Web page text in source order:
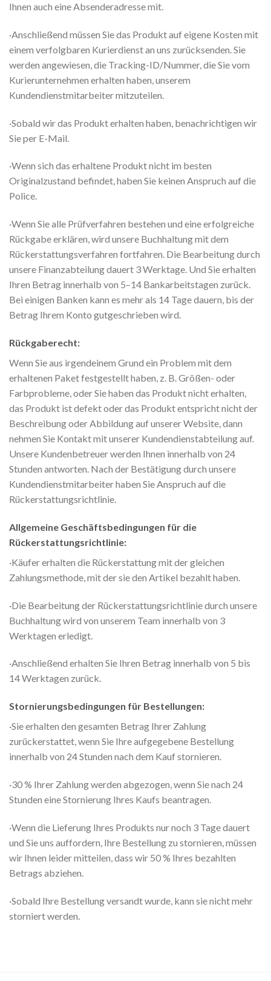
Ihnen auch eine Absenderadresse mit.
·Anschließend müssen Sie das Produkt auf eigene Kosten mit
einem verfolgbaren Kurierdienst an uns zurücksenden. Sie
werden angewiesen, die Tracking-ID/Nummer, die Sie vom
Kurierunternehmen erhalten haben, unserem
Kundendienstmitarbeiter mitzuteilen.
·Sobald wir das Produkt erhalten haben, benachrichtigen wir
Sie per E-Mail.
·Wenn sich das erhaltene Produkt nicht im besten
Originalzustand befindet, haben Sie keinen Anspruch auf die
Police.
·Wenn Sie alle Prüfverfahren bestehen und eine erfolgreiche
Rückgabe erklären, wird unsere Buchhaltung mit dem
Rückerstattungsverfahren fortfahren. Die Bearbeitung durch
unsere Finanzabteilung dauert 3 Werktage. Und Sie erhalten
Ihren Betrag innerhalb von 5–14 Bankarbeitstagen zurück.
Bei einigen Banken kann es mehr als 14 Tage dauern, bis der
Betrag Ihrem Konto gutgeschrieben wird.
Rückgaberecht:
Wenn Sie aus irgendeinem Grund ein Problem mit dem
erhaltenen Paket festgestellt haben, z. B. Größen- oder
Farbprobleme, oder Sie haben das Produkt nicht erhalten,
das Produkt ist defekt oder das Produkt entspricht nicht der
Beschreibung oder Abbildung auf unserer Website, dann
nehmen Sie Kontakt mit unserer Kundendienstabteilung auf.
Unsere Kundenbetreuer werden Ihnen innerhalb von 24
Stunden antworten. Nach der Bestätigung durch unsere
Kundendienstmitarbeiter haben Sie Anspruch auf die
Rückerstattungsrichtlinie.
Allgemeine Geschäftsbedingungen für die
Rückerstattungsrichtlinie:
·Käufer erhalten die Rückerstattung mit der gleichen
Zahlungsmethode, mit der sie den Artikel bezahlt haben.
·Die Bearbeitung der Rückerstattungsrichtlinie durch unsere
Buchhaltung wird von unserem Team innerhalb von 3
Werktagen erledigt.
·Anschließend erhalten Sie Ihren Betrag innerhalb von 5 bis
14 Werktagen zurück.
Stornierungsbedingungen für Bestellungen:
·Sie erhalten den gesamten Betrag Ihrer Zahlung
zurückerstattet, wenn Sie Ihre aufgegebene Bestellung
innerhalb von 24 Stunden nach dem Kauf stornieren.
·30 % Ihrer Zahlung werden abgezogen, wenn Sie nach 24
Stunden eine Stornierung Ihres Kaufs beantragen.
·Wenn die Lieferung Ihres Produkts nur noch 3 Tage dauert
und Sie uns auffordern, Ihre Bestellung zu stornieren, müssen
wir Ihnen leider mitteilen, dass wir 50 % Ihres bezahlten
Betrags abziehen.
·Sobald Ihre Bestellung versandt wurde, kann sie nicht mehr
storniert werden.